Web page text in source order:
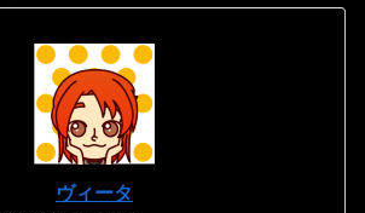
ヴィータ